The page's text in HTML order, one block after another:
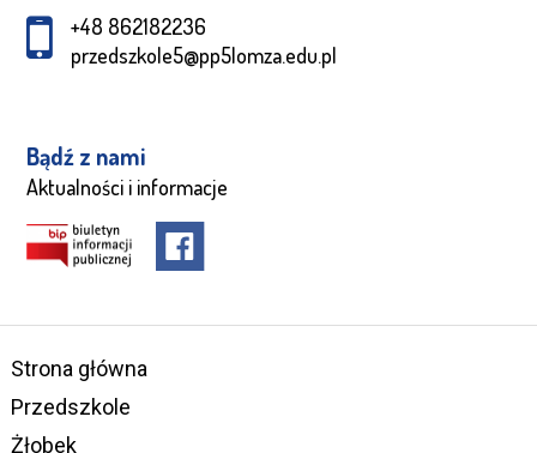
+48 862182236
przedszkole5@pp5lomza.edu.pl
Bądź z nami
Aktualności i informacje
Strona główna
Przedszkole
Żłobek